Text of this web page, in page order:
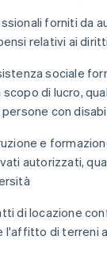
forniti da
relativi ai
sociale
di lucro,
persone con
e
autorizzati,
di locazione
l'affitto di terreni